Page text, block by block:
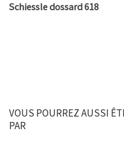
Schiessle dossard 618
VOUS POURREZ AUSSI
PAR